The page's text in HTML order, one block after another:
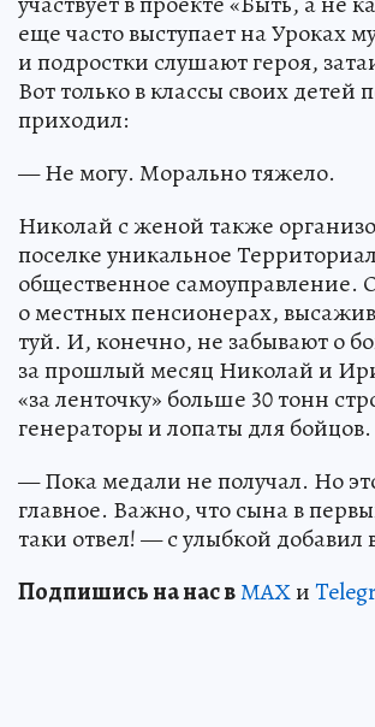
еще часто выступает на Уроках
и подростки слушают героя,
Вот только в классы своих детей
приходил:
— Не могу. Морально тяжело.
Николай с женой также
поселке уникальное
общественное самоуправление.
о местных пенсионерах,
туй. И, конечно, не забывают о
за прошлый месяц Николай и
«за ленточку» больше 30 тонн
генераторы и лопаты для бойцов.
— Пока медали не получал. Но
главное. Важно, что сына в
таки отвел! — с улыбкой добавил
Подпишись на нас вМАХи